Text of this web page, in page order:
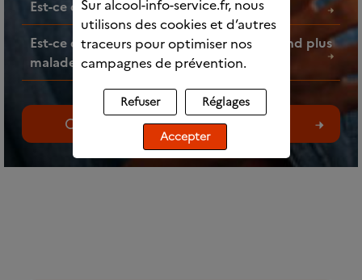
Est-ce que l’alcool fait grossir ?
Est-ce que faire des mélanges d’alcools rend plus
malade ?
Consultez toutes les questions
Sur alcool-info-service.fr, nous
utilisons des cookies et d’autres
traceurs pour optimiser nos
campagnes de prévention.
Refuser Réglages
Accepter